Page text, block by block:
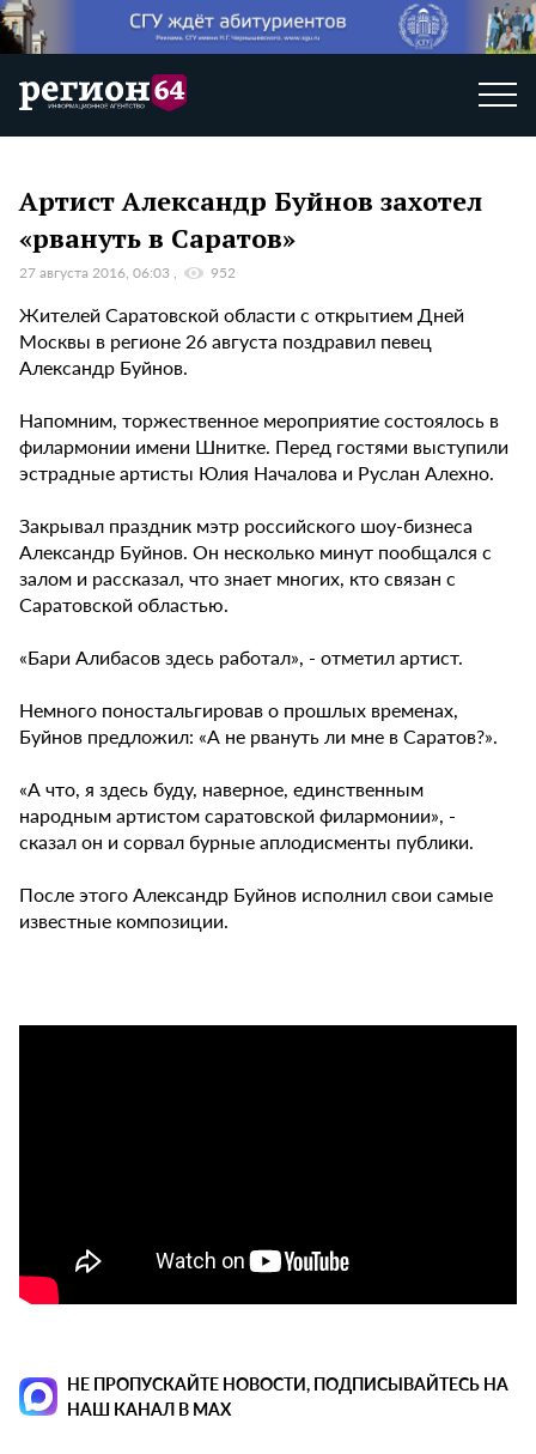
Артист Александр Буйнов захотел
«рвануть в Саратов»
27 августа 2016, 06:03 952
Жителей Саратовской области с открытием Дней
Москвы в регионе 26 августа поздравил певец
Александр Буйнов.
Напомним, торжественное мероприятие состоялось в
филармонии имени Шнитке. Перед гостями выступили
эстрадные артисты Юлия Началова и Руслан Алехно.
Закрывал праздник мэтр российского шоу-бизнеса
Александр Буйнов. Он несколько минут пообщался с
залом и рассказал, что знает многих, кто связан с
Саратовской областью.
«Бари Алибасов здесь работал», - отметил артист.
Немного поностальгировав о прошлых временах,
Буйнов предложил: «А не рвануть ли мне в Саратов?».
«А что, я здесь буду, наверное, единственным
народным артистом саратовской филармонии», -
сказал он и сорвал бурные аплодисменты публики.
После этого Александр Буйнов исполнил свои самые
известные композиции.
НЕ ПРОПУСКАЙТЕ НОВОСТИ, ПОДПИСЫВАЙТЕСЬ НА
НАШ КАНАЛ В MAX